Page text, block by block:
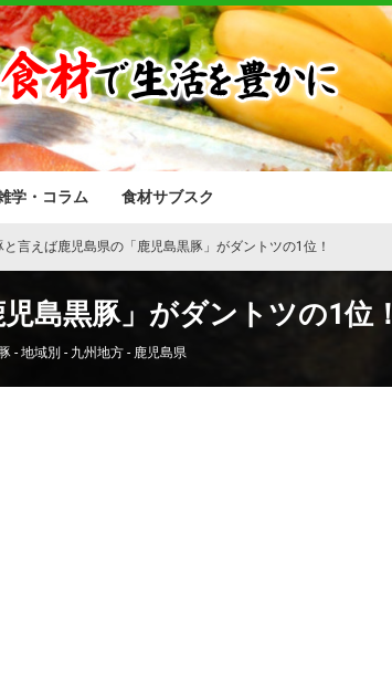
学・コラム 食材サブスク
と言えば鹿児島県の「鹿児島黒豚」がダントツの1位！
島黒豚」がダントツの1位！
- 地域別 - 九州地方 - 鹿児島県